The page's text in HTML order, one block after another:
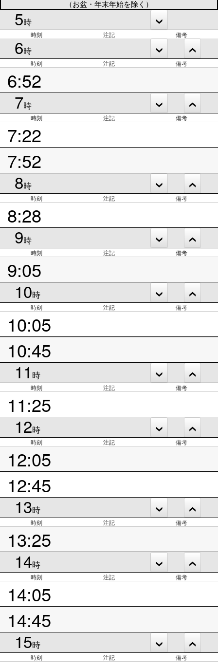
（お盆・年末年始を除く）
5時
時刻 注記 備考
6時
時刻 注記 備考
6:52
7時
時刻 注記 備考
7:22
7:52
8時
時刻 注記 備考
8:28
9時
時刻 注記 備考
9:05
10時
時刻 注記 備考
10:05
10:45
11 時
時刻 注記 備考
11:25
12時
時刻 注記 備考
12:05
12:45
13時
時刻 注記 備考
13:25
14時
時刻 注記 備考
14:05
14:45
15時
時刻 注記 備考